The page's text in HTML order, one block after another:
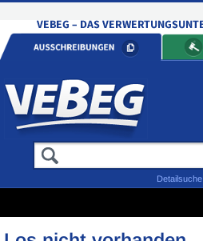
Detailsuche